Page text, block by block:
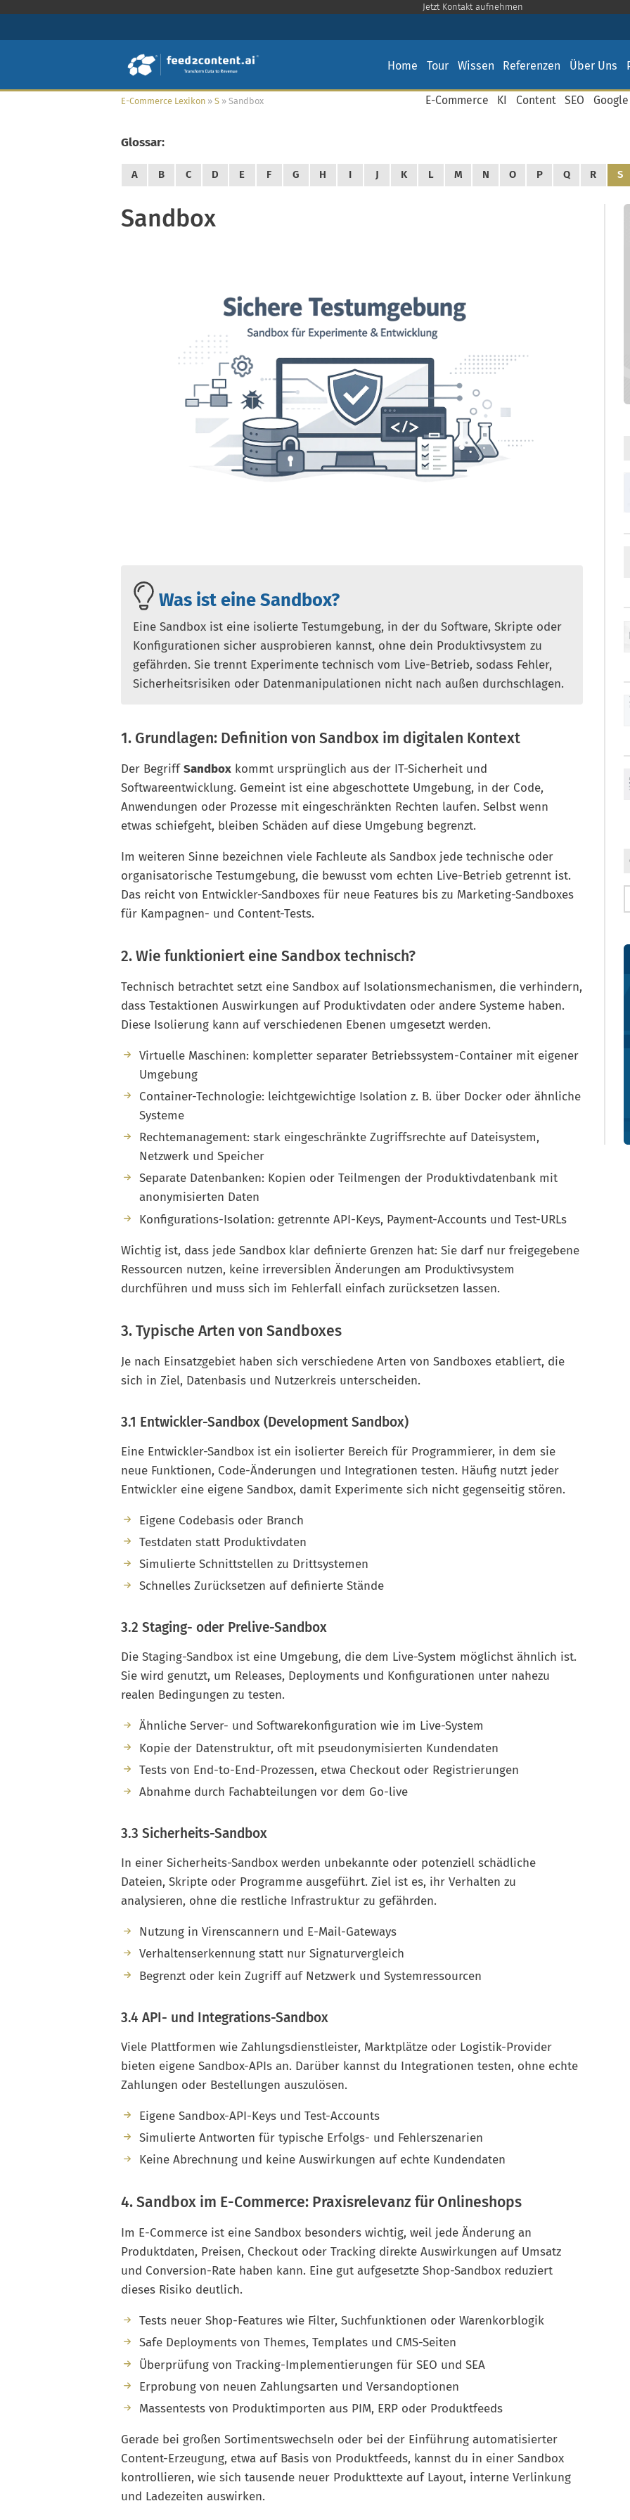
Jetzt Kontakt aufnehmen
Home Tour Wissen Referenzen Über Uns
E-Commerce Lexikon » S » Sandbox E-Commerce KI Content SEO
Glossar:
A B C D E F G H I J K L M N O P Q R S
Sandbox
Was ist eine Sandbox?
Eine Sandbox ist eine isolierte Testumgebung, in der du Software, Skripte oder
Konfigurationen sicher ausprobieren kannst, ohne dein Produktivsystem zu
gefährden. Sie trennt Experimente technisch vom Live-Betrieb, sodass Fehler,
Sicherheitsrisiken oder Datenmanipulationen nicht nach außen durchschlagen.
1. Grundlagen: Definition von Sandbox im digitalen Kontext
Der BegriffSandbox kommt ursprünglich aus der IT-Sicherheit und
Softwareentwicklung. Gemeint ist eine abgeschottete Umgebung, in der Code,
Anwendungen oder Prozesse mit eingeschränkten Rechten laufen. Selbst wenn
etwas schiefgeht, bleiben Schäden auf diese Umgebung begrenzt.
Im weiteren Sinne bezeichnen viele Fachleute als Sandbox jede technische oder
organisatorische Testumgebung, die bewusst vom echten Live-Betrieb getrennt ist.
Das reicht von Entwickler-Sandboxes für neue Features bis zu Marketing-Sandboxes
für Kampagnen- und Content-Tests.
2. Wie funktioniert eine Sandbox technisch?
Technisch betrachtet setzt eine Sandbox auf Isolationsmechanismen, die verhindern,
dass Testaktionen Auswirkungen auf Produktivdaten oder andere Systeme haben.
Diese Isolierung kann auf verschiedenen Ebenen umgesetzt werden.
Virtuelle Maschinen: kompletter separater Betriebssystem-Container mit eigener
Umgebung
Container-Technologie: leichtgewichtige Isolation z. B. über Docker oder ähnliche
Systeme
Rechtemanagement: stark eingeschränkte Zugriffsrechte auf Dateisystem,
Netzwerk und Speicher
Separate Datenbanken: Kopien oder Teilmengen der Produktivdatenbank mit
anonymisierten Daten
Konfigurations-Isolation: getrennte API-Keys, Payment-Accounts und Test-URLs
Wichtig ist, dass jede Sandbox klar definierte Grenzen hat: Sie darf nur freigegebene
Ressourcen nutzen, keine irreversiblen Änderungen am Produktivsystem
durchführen und muss sich im Fehlerfall einfach zurücksetzen lassen.
3. Typische Arten von Sandboxes
Je nach Einsatzgebiet haben sich verschiedene Arten von Sandboxes etabliert, die
sich in Ziel, Datenbasis und Nutzerkreis unterscheiden.
3.1 Entwickler-Sandbox (Development Sandbox)
Eine Entwickler-Sandbox ist ein isolierter Bereich für Programmierer, in dem sie
neue Funktionen, Code-Änderungen und Integrationen testen. Häufig nutzt jeder
Entwickler eine eigene Sandbox, damit Experimente sich nicht gegenseitig stören.
Eigene Codebasis oder Branch
Testdaten statt Produktivdaten
Simulierte Schnittstellen zu Drittsystemen
Schnelles Zurücksetzen auf definierte Stände
3.2 Staging- oder Prelive-Sandbox
Die Staging-Sandbox ist eine Umgebung, die dem Live-System möglichst ähnlich ist.
Sie wird genutzt, um Releases, Deployments und Konfigurationen unter nahezu
realen Bedingungen zu testen.
Ähnliche Server- und Softwarekonfiguration wie im Live-System
Kopie der Datenstruktur, oft mit pseudonymisierten Kundendaten
Tests von End-to-End-Prozessen, etwa Checkout oder Registrierungen
Abnahme durch Fachabteilungen vor dem Go-live
3.3 Sicherheits-Sandbox
In einer Sicherheits-Sandbox werden unbekannte oder potenziell schädliche
Dateien, Skripte oder Programme ausgeführt. Ziel ist es, ihr Verhalten zu
analysieren, ohne die restliche Infrastruktur zu gefährden.
Nutzung in Virenscannern und E-Mail-Gateways
Verhaltenserkennung statt nur Signaturvergleich
Begrenzt oder kein Zugriff auf Netzwerk und Systemressourcen
3.4 API- und Integrations-Sandbox
Viele Plattformen wie Zahlungsdienstleister, Marktplätze oder Logistik-Provider
bieten eigene Sandbox-APIs an. Darüber kannst du Integrationen testen, ohne echte
Zahlungen oder Bestellungen auszulösen.
Eigene Sandbox-API-Keys und Test-Accounts
Simulierte Antworten für typische Erfolgs- und Fehlerszenarien
Keine Abrechnung und keine Auswirkungen auf echte Kundendaten
4. Sandbox im E-Commerce: Praxisrelevanz für Onlineshops
Im E-Commerce ist eine Sandbox besonders wichtig, weil jede Änderung an
Produktdaten, Preisen, Checkout oder Tracking direkte Auswirkungen auf Umsatz
und Conversion-Rate haben kann. Eine gut aufgesetzte Shop-Sandbox reduziert
dieses Risiko deutlich.
Tests neuer Shop-Features wie Filter, Suchfunktionen oder Warenkorblogik
Safe Deployments von Themes, Templates und CMS-Seiten
Überprüfung von Tracking-Implementierungen für SEO und SEA
Erprobung von neuen Zahlungsarten und Versandoptionen
Massentests von Produktimporten aus PIM, ERP oder Produktfeeds
Gerade bei großen Sortimentswechseln oder bei der Einführung automatisierter
Content-Erzeugung, etwa auf Basis von Produktfeeds, kannst du in einer Sandbox
kontrollieren, wie sich tausende neuer Produkttexte auf Layout, interne Verlinkung
und Ladezeiten auswirken.